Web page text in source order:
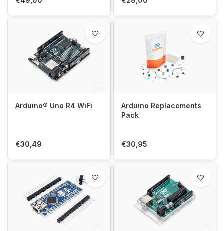
Arduino® Uno R4 WiFi
€30,49
Arduino Replacements
Pack
€30,95